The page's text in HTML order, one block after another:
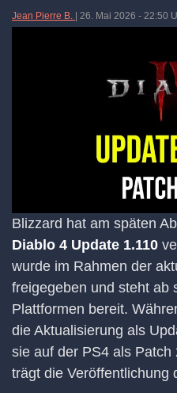
Jean Pierre B. 26. Mai 2026 - 22:50
Blizzard hat am späten
Diablo 4 Update 1.110
wurde im Rahmen der
freigegeben und steht ab
Plattformen bereit.
die Aktualisierung als
sie auf der PS4 als Patch
trägt die Veröffentlichung